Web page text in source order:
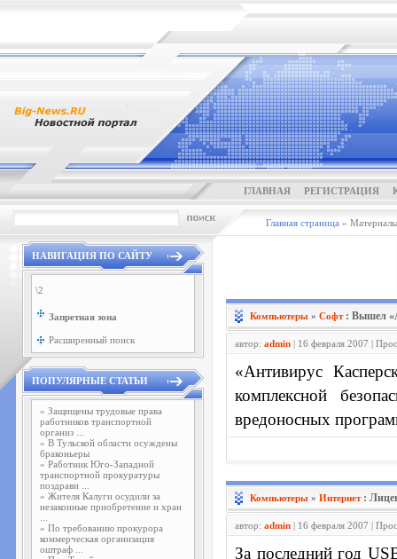
ГЛАВНАЯ РЕГИСТРАЦИЯ
Главная страница »
НАВИГАЦИЯ ПО САЙТУ
\2
Запретная зона
Расширенный поиск
ПОПУЛЯРНЫЕ СТАТЬИ
» Защищены трудовые права
работников транспортной
организ ...
» В Тульской области осуждены
браконьеры
» Работник Юго-Западной
транспортной прокуратуры
поздрави ...
» Жителя Калуги осудили за
незаконные приобретение и хран
» По требованию прокурора
коммерческая организация
оштраф ...
Компьютеры » Софт : Вышел
автор: admin | 16 февраля 2007 |
«Антивирус
комплексной
вредоносных
Компьютеры » Интернет :
автор: admin | 16 февраля 2007 |
За последний год